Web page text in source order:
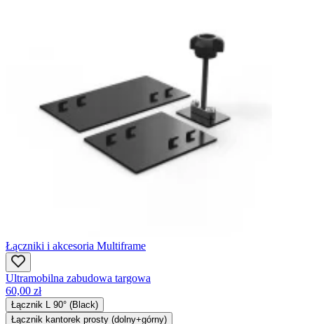
Łączniki i akcesoria Multiframe
Ultramobilna zabudowa targowa
60,00 zł
Łącznik L 90° (Black)
Łącznik kantorek prosty (dolny+górny)